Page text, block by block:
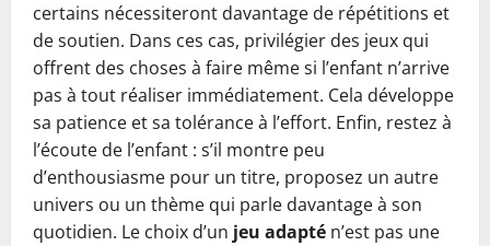
certains nécessiteront davantage de répétitions et
de soutien. Dans ces cas, privilégier des jeux qui
offrent des choses à faire même si l’enfant n’arrive
pas à tout réaliser immédiatement. Cela développe
sa patience et sa tolérance à l’effort. Enfin, restez à
l’écoute de l’enfant : s’il montre peu
d’enthousiasme pour un titre, proposez un autre
univers ou un thème qui parle davantage à son
quotidien. Le choix d’un jeu adapté n’est pas une